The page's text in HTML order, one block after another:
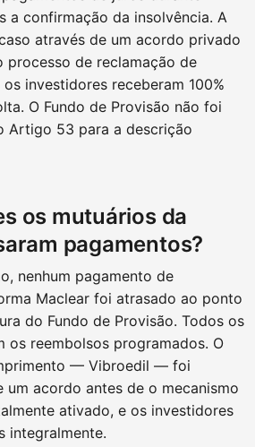
a confirmação da insolvência. A
através de um acordo privado
processo de reclamação de
investidores receberam 100%
O Fundo de Provisão não foi
Artigo 53 para a descrição
os mutuários da
pagamentos?
nenhum pagamento de
Maclear foi atrasado ao ponto
do Fundo de Provisão. Todos os
os reembolsos programados. O
— Vibroedil — foi
um acordo antes de o mecanismo
ativado, e os investidores
integralmente.